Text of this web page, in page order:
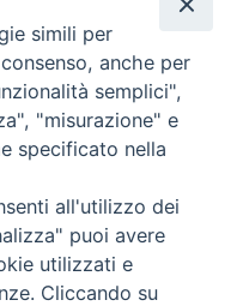
i diritti riservati - Vita
simili per
anche per
semplici",
"misurazione" e
specificato nella
all'utilizzo dei
puoi avere
utilizzati e
Cliccando su